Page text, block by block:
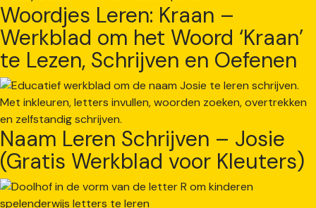
Woordjes Leren: Kraan –
Werkblad om het Woord ‘Kraan’
te Lezen, Schrijven en Oefenen
Naam Leren Schrijven – Josie
(Gratis Werkblad voor Kleuters)